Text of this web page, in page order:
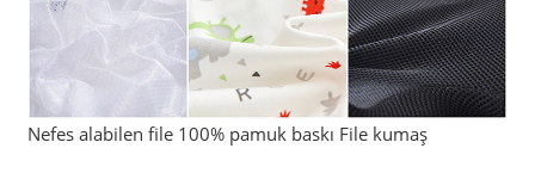
Nefes alabilen file 100% pamuk baskı File kumaş